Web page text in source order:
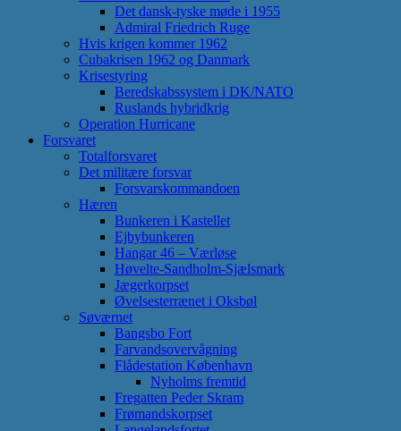
Det dansk-tyske møde i 1955
Admiral Friedrich Ruge
Hvis krigen kommer 1962
Cubakrisen 1962 og Danmark
Krisestyring
Beredskabssystem i DK/NATO
Ruslands hybridkrig
Operation Hurricane
Forsvaret
Totalforsvaret
Det militære forsvar
Forsvarskommandoen
Hæren
Bunkeren i Kastellet
Ejbybunkeren
Hangar 46 – Værløse
Høvelte-Sandholm-Sjælsmark
Jægerkorpset
Øvelsesterrænet i Oksbøl
Søværnet
Bangsbo Fort
Farvandsovervågning
Flådestation København
Nyholms fremtid
Fregatten Peder Skram
Frømandskorpset